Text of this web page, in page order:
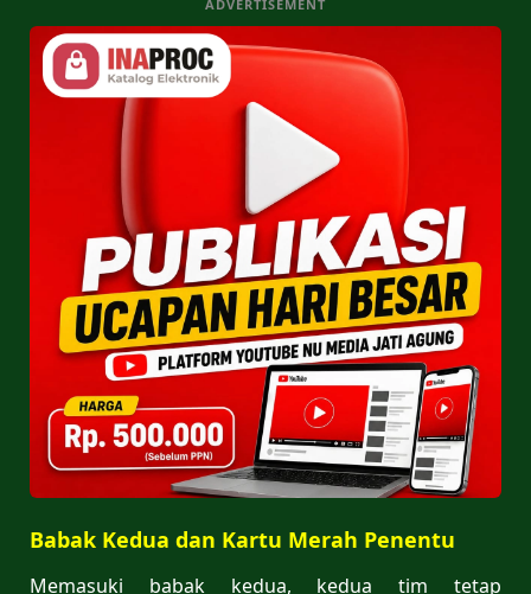
ADVERTISEMENT
Babak Kedua dan Kartu Merah Penentu
Memasuki babak kedua, kedua tim tetap